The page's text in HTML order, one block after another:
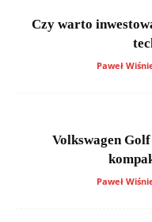
Czy warto
Paweł
Volkswagen
Paweł